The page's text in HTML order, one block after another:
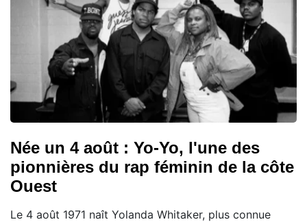
Née un 4 août : Yo-Yo, l'une des
pionnières du rap féminin de la côte
Ouest
Le 4 août 1971 naît Yolanda Whitaker, plus connue